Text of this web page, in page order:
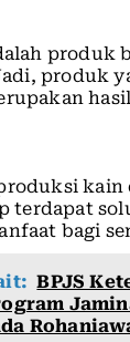
produk
produk
kain
terdapat
bagi
BPJS